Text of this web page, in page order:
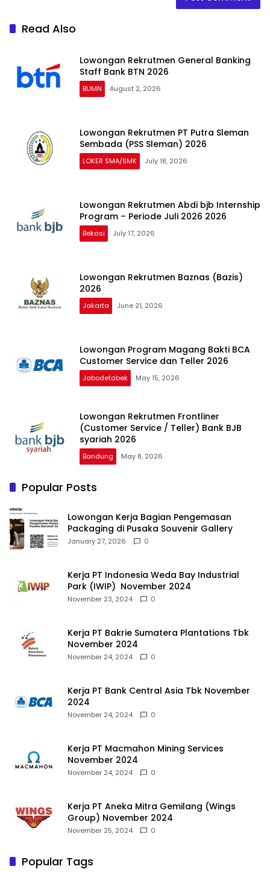
Read Also
Lowongan Rekrutmen General Banking
Staff Bank BTN 2026
BUMN August 2, 2026
Lowongan Rekrutmen PT Putra Sleman
Sembada (PSS Sleman) 2026
LOKER SMA/SMK July 18, 2026
Lowongan Rekrutmen Abdi bjb Internship
Program – Periode Juli 2026 2026
Bekasi July 17, 2026
Lowongan Rekrutmen Baznas (Bazis)
2026
Jakarta June 21, 2026
Lowongan Program Magang Bakti BCA
Customer Service dan Teller 2026
Jabodetabek May 15, 2026
Lowongan Rekrutmen Frontliner
(Customer Service / Teller) Bank BJB
syariah 2026
Bandung May 8, 2026
Popular Posts
Lowongan Kerja Bagian Pengemasan
Packaging di Pusaka Souvenir Gallery
January 27, 2026 0
Kerja PT Indonesia Weda Bay Industrial
Park (IWIP) November 2024
November 23, 2024 0
Kerja PT Bakrie Sumatera Plantations Tbk
November 2024
November 24, 2024 0
Kerja PT Bank Central Asia Tbk November
2024
November 24, 2024 0
Kerja PT Macmahon Mining Services
November 2024
November 24, 2024 0
Kerja PT Aneka Mitra Gemilang (Wings
Group) November 2024
November 25, 2024 0
Popular Tags